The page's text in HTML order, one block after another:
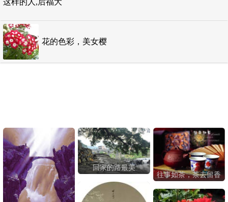
这样的人,后福大
花的色彩，美女樱
回家的路最美
往事如茶，茶去留香